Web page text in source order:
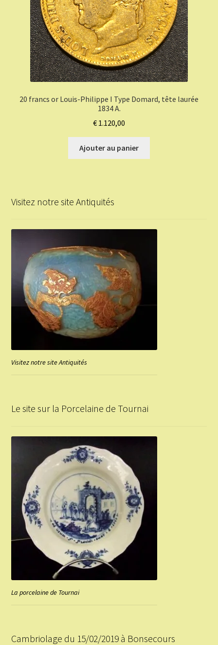
20 francs or Louis-Philippe I Type Domard, tête laurée
1834 A.
€ 1.120,00
Ajouter au panier
Visitez notre site Antiquités
Visitez notre site Antiquités
Le site sur la Porcelaine de Tournai
La porcelaine de Tournai
Cambriolage du 15/02/2019 à Bonsecours